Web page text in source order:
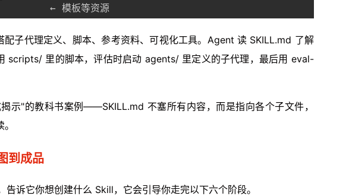
← 模板等资源
配子代理定义、脚本、参考资料、可视化工具。Agent 读 SKILL.md 了解
scripts/ 里的脚本，评估时启动 agents/ 里定义的子代理，最后用 eval-
示"的教科书案例——SKILL.md 不塞所有内容，而是指向各个子文件，
到成品
诉它你想创建什么 Skill，它会引导你走完以下六个阶段。